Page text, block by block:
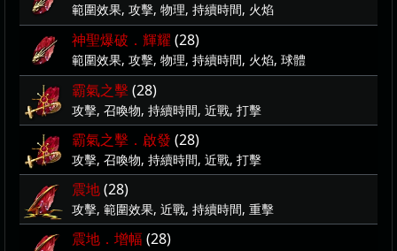
範圍效果, 攻擊, 物理, 持續時間, 火焰
神聖爆破．輝耀 (28)
範圍效果, 攻擊, 物理, 持續時間, 火焰, 球體
霸氣之擊(28)
攻擊, 召喚物, 持續時間, 近戰, 打擊
霸氣之擊．啟發 (28)
攻擊, 召喚物, 持續時間, 近戰, 打擊
震地(28)
攻擊, 範圍效果, 近戰, 持續時間, 重擊
震地．增幅 (28)